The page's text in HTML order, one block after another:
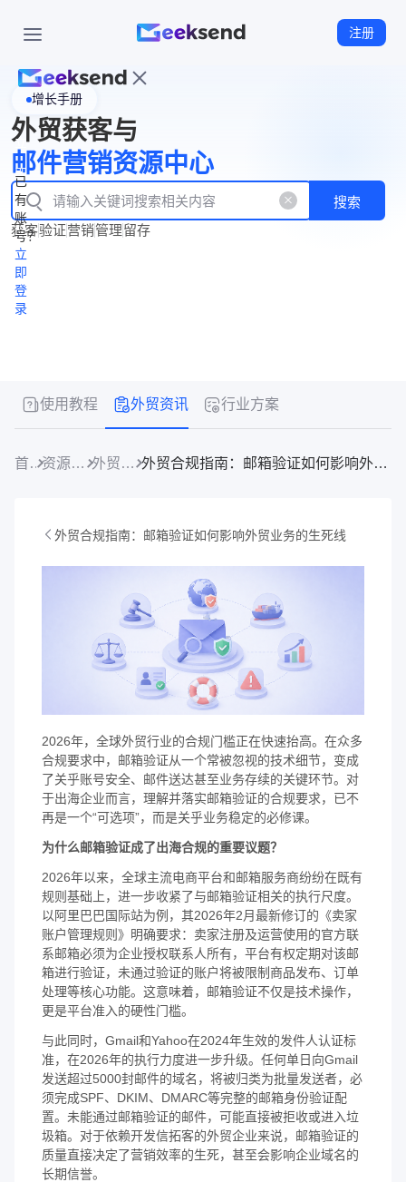
注册
页
WhatsApp
企业号
New
产
品
功
能
产
品
价
格
资
源
中
心
立
即
注
册
已
有
账
号？
立
即
登
录
增长手册
外贸获客与
邮件营销资源中心
搜索
获客验证营销管理留存
使用教程 外贸资讯 行业方案
首页 资源中心 外贸资讯 外贸合规指南：邮箱验证如何影响外贸业务的生死线
外贸合规指南：邮箱验证如何影响外贸业务的生死线
2026年，全球外贸行业的合规门槛正在快速抬高。在众多
合规要求中，邮箱验证从一个常被忽视的技术细节，变成
了关乎账号安全、邮件送达甚至业务存续的关键环节。对
于出海企业而言，理解并落实邮箱验证的合规要求，已不
再是一个“可选项”，而是关乎业务稳定的必修课。
为什么邮箱验证成了出海合规的重要议题？
2026年以来，全球主流电商平台和邮箱服务商纷纷在既有
规则基础上，进一步收紧了与邮箱验证相关的执行尺度。
以阿里巴巴国际站为例，其2026年2月最新修订的《卖家
账户管理规则》明确要求：卖家注册及运营使用的官方联
系邮箱必须为企业授权联系人所有，平台有权定期对该邮
箱进行验证，未通过验证的账户将被限制商品发布、订单
处理等核心功能。这意味着，邮箱验证不仅是技术操作，
更是平台准入的硬性门槛。
与此同时，Gmail和Yahoo在2024年生效的发件人认证标
准，在2026年的执行力度进一步升级。任何单日向Gmail
发送超过5000封邮件的域名，将被归类为批量发送者，必
须完成SPF、DKIM、DMARC等完整的邮箱身份验证配
置。未能通过邮箱验证的邮件，可能直接被拒收或进入垃
圾箱。对于依赖开发信拓客的外贸企业来说，邮箱验证的
质量直接决定了营销效率的生死，甚至会影响企业域名的
长期信誉。